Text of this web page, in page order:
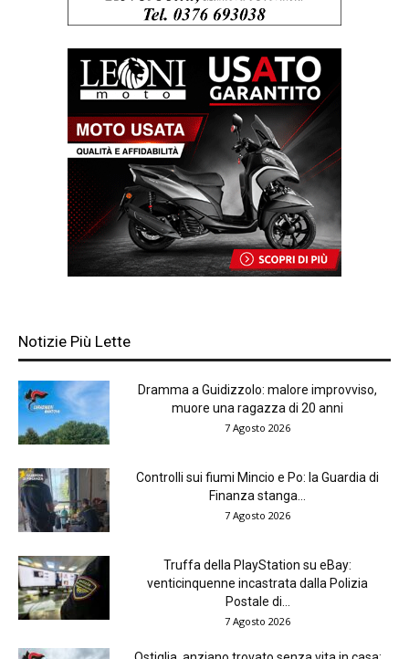
Notizie Più Lette
Dramma a Guidizzolo: malore improvviso,
muore una ragazza di 20 anni
7 Agosto 2026
Controlli sui fiumi Mincio e Po: la Guardia di
Finanza stanga...
7 Agosto 2026
Truffa della PlayStation su eBay:
venticinquenne incastrata dalla Polizia
Postale di...
7 Agosto 2026